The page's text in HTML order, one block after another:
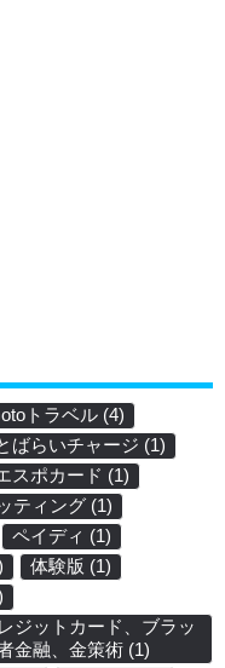
トラベル (4)
ばらいチャージ (1)
スポカード (1)
ティング (1)
ペイディ (1)
体験版 (1)
ジットカード、ブラッ
金融、金策術 (1)